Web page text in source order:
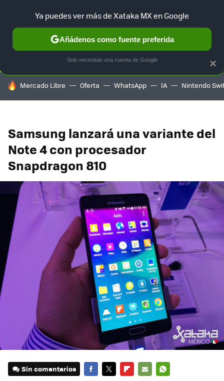
SELECCIÓN GAMING HOME AUTO TERRITORIO
HOY SE HABLA DE
Mercado Libre Oferta WhatsApp IA Nintendo
Samsung lanzará una variante del
Note 4 con procesador
Snapdragon 810
Sin comentarios
×
Ya puedes ver más de Xataka MX en Google
Añádenos como fuente preferida
Solo necesitas una cuenta de Google